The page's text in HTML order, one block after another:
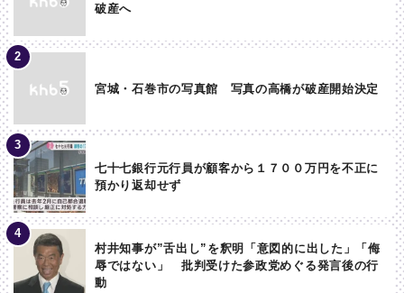
破産へ
宮城・石巻市の写真館 写真の高橋が破産開始決定
七十七銀行元行員が顧客から１７００万円を不正に
預かり返却せず
村井知事が”舌出し”を釈明「意図的に出した」「侮
辱ではない」 批判受けた参政党めぐる発言後の行
動